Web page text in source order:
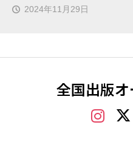
2024年11月29日
全国出版